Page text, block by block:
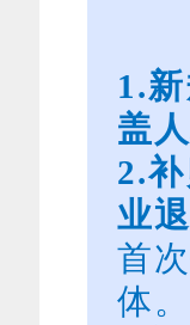
1.
盖
2.补
业
首
体。